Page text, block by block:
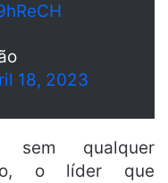
18, 2023
sem qualquer
o líder que